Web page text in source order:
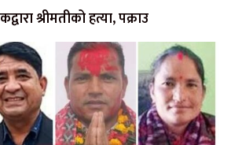
श्रीमतीको हत्या, पक्राउ